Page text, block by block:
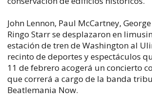
John Lennon, Paul McCartney,
Ringo Starr se desplazaron en
estación de tren de Washington al
recinto de deportes y espectáculos
11 de febrero acogerá un concierto
que correrá a cargo de la banda
Beatlemania Now.